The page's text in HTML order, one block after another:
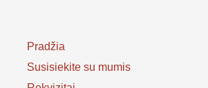
Pradžia
Susisiekite su mumis